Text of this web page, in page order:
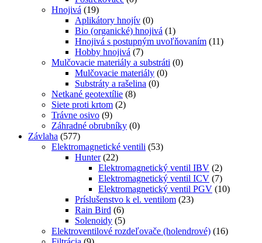
Hnojivá (19)
Aplikátory hnojív (0)
Bio (organické) hnojivá (1)
Hnojivá s postupným uvoľňovaním (11)
Hobby hnojivá (7)
Mulčovacie materiály a substráti (0)
Mulčovacie materiály (0)
Substráty a rašelina (0)
Netkané geotextílie (8)
Siete proti krtom (2)
Trávne osivo (9)
Záhradné obrubníky (0)
Závlaha (577)
Elektromagnetické ventili (53)
Hunter (22)
Elektromagnetický ventil IBV (2)
Elektromagnetický ventil ICV (7)
Elektromagnetický ventil PGV (10)
Príslušenstvo k el. ventilom (23)
Rain Bird (6)
Solenoidy (5)
Elektroventilové rozdeľovače (holendrové) (16)